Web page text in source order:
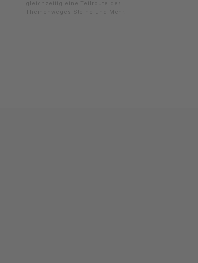
gleichzeitig eine Teilroute des
Themenweges Steine und Mehr.